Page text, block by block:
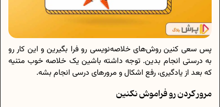
پس سعی کنین روش‌های خلاصه‌نویسی رو فرا بگیرین و این کار رو
به درستی انجام بدین. توجه داشته باشین یک خلاصه خوب متنیه
که بعد از یادگیری، رفع اشکال و مرورهای درسی انجام بشه.
مرور کردن رو فراموش نکنین